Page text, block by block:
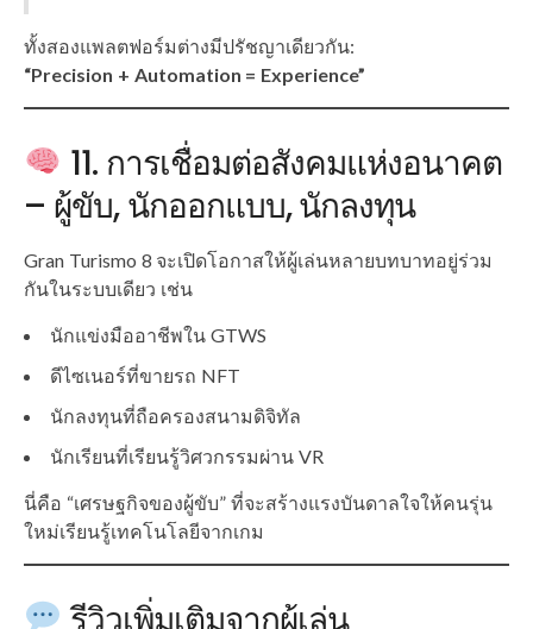
ทั้งสองแพลตฟอร์มต่างมีปรัชญาเดียวกัน:
“Precision + Automation = Experience”
11. การเชื่อมต่อสังคมแห่งอนาคต
– ผู้ขับ, นักออกแบบ, นักลงทุน
Gran Turismo 8 จะเปิดโอกาสให้ผู้เล่นหลายบทบาทอยู่ร่วม
กันในระบบเดียว เช่น
นักแข่งมืออาชีพใน GTWS
ดีไซเนอร์ที่ขายรถ NFT
นักลงทุนที่ถือครองสนามดิจิทัล
นักเรียนที่เรียนรู้วิศวกรรมผ่าน VR
นี่คือ “เศรษฐกิจของผู้ขับ” ที่จะสร้างแรงบันดาลใจให้คนรุ่น
ใหม่เรียนรู้เทคโนโลยีจากเกม
รีวิวเพิ่มเติมจากผู้เล่น